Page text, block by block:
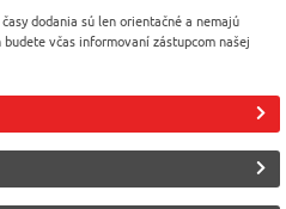
Farba
prvkyProtišmykovosť
dodania sú len orientačné a nemajú
včas informovaní zástupcom našej